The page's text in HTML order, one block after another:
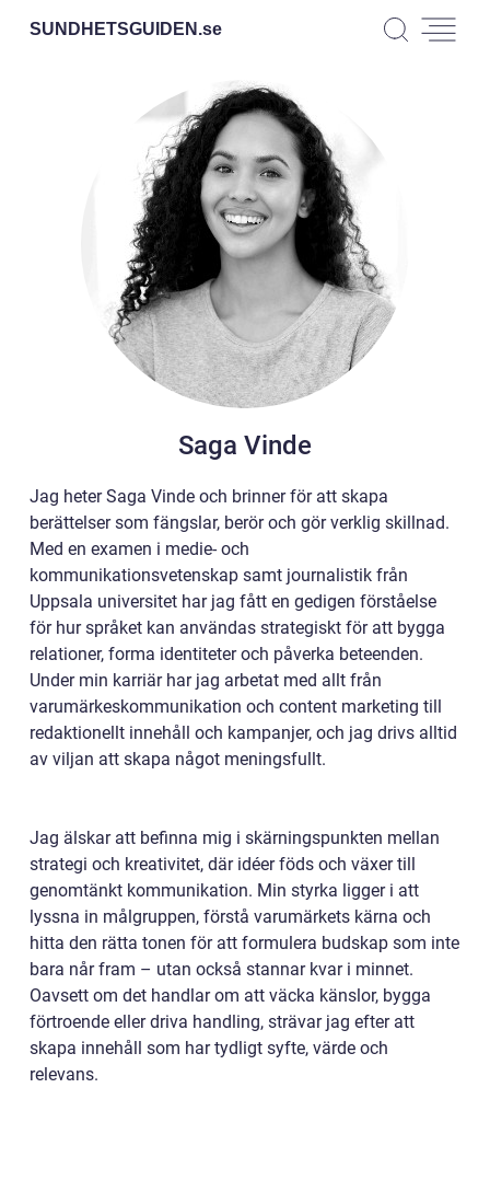
SUNDHETSGUIDEN.se
Saga Vinde
Jag heter Saga Vinde och brinner för att skapa
berättelser som fängslar, berör och gör verklig skillnad.
Med en examen i medie- och
kommunikationsvetenskap samt journalistik från
Uppsala universitet har jag fått en gedigen förståelse
för hur språket kan användas strategiskt för att bygga
relationer, forma identiteter och påverka beteenden.
Under min karriär har jag arbetat med allt från
varumärkeskommunikation och content marketing till
redaktionellt innehåll och kampanjer, och jag drivs alltid
av viljan att skapa något meningsfullt.
Jag älskar att befinna mig i skärningspunkten mellan
strategi och kreativitet, där idéer föds och växer till
genomtänkt kommunikation. Min styrka ligger i att
lyssna in målgruppen, förstå varumärkets kärna och
hitta den rätta tonen för att formulera budskap som inte
bara når fram – utan också stannar kvar i minnet.
Oavsett om det handlar om att väcka känslor, bygga
förtroende eller driva handling, strävar jag efter att
skapa innehåll som har tydligt syfte, värde och
relevans.